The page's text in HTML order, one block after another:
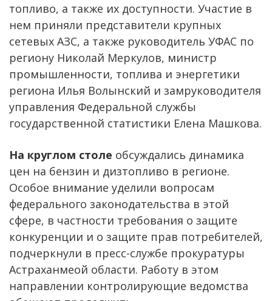
топливо, а также их доступности. Участие в
нем приняли представители крупных
сетевых АЗС, а также руководитель УФАС по
региону Николай Меркулов, министр
промышленности, топлива и энергетики
региона Илья Волынский и замруководителя
управления Федеральной службы
государственной статистики Елена Машкова.
На круглом столе обсуждались динамика
цен на бензин и дизтопливо в регионе.
Особое внимание уделили вопросам
федерального законодательства в этой
сфере, в частности требования о защите
конкуренции и о защите прав потребителей,
подчеркнули в пресс-службе прокуратуры
Астраханмеой области. Работу в этом
направлении контролирующие ведомства